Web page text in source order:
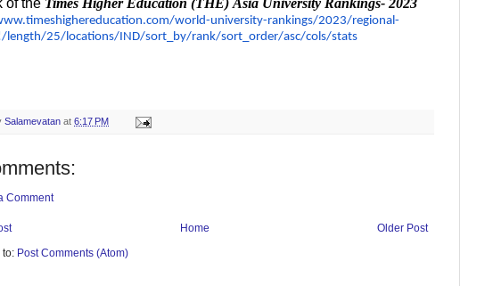
of the Times Higher Education (THE) Asia University Rankings- 2023
timeshighereducation.com/world-university-rankings/2023/regional-
length/25/locations/IND/sort_ by/rank/sort_order/asc/cols/stats
Salamevatan at 6:17 PM
Comment
Older Post
Home
to: Post Comments (Atom)